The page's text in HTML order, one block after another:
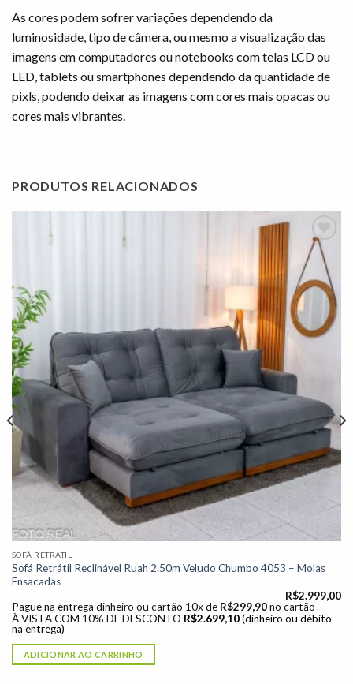
As cores podem sofrer variações dependendo da
luminosidade, tipo de câmera, ou mesmo a visualização das
imagens em computadores ou notebooks com telas LCD ou
LED, tablets ou smartphones dependendo da quantidade de
pixls, podendo deixar as imagens com cores mais opacas ou
cores mais vibrantes.
PRODUTOS RELACIONADOS
Adicionar
à lista de
desejos"
SOFÁ RETRÁTIL
Sofá Retrátil Reclinável Ruah 2.50m Veludo Chumbo 4053 – Molas
Ensacadas
R$2.999,00
Pague na entrega dinheiro ou cartão 10x de R$299,90 no cartão
À VISTA COM 10% DE DESCONTO R$2.699,10 (dinheiro ou débito
na entrega)
ADICIONAR AO CARRINHO